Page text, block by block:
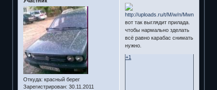
Откуда: красный берег
Зарегистрирован: 30.11.2011
вот так выглядит прилада.
чтобы нармально зделать
всё равно карабас снимать
нужно.
+1